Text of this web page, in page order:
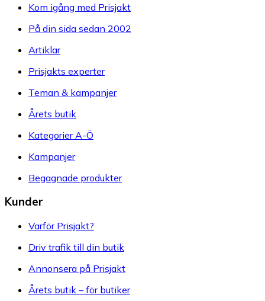
Kom igång med Prisjakt
På din sida sedan 2002
Artiklar
Prisjakts experter
Teman & kampanjer
Årets butik
Kategorier A-Ö
Kampanjer
Begagnade produkter
Kunder
Varför Prisjakt?
Driv trafik till din butik
Annonsera på Prisjakt
Årets butik – för butiker